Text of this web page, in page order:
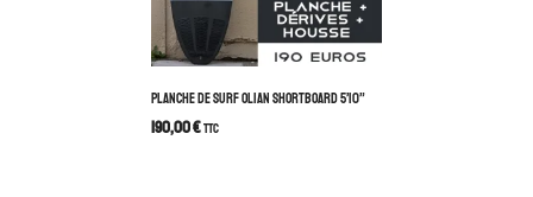
PLANCHE DE SURF OLIAN SHORTBOARD 5’10”
190,00€TTC